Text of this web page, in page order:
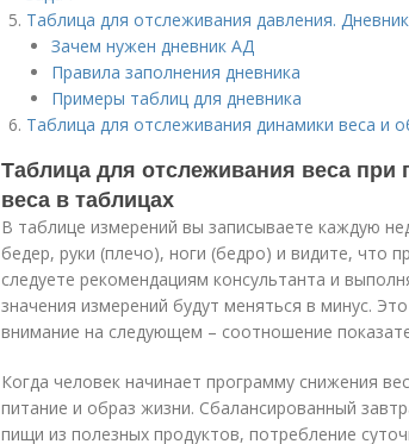
Таблица для отслеживания давления.
Зачем нужен дневник АД
Правила заполнения дневника
Примеры таблиц для дневника
Таблица для отслеживания динамики веса и
Таблица для отслеживания веса
веса в таблицах
В таблице измерений вы записываете каждую
бедер, руки (плечо), ноги (бедро) и видите, что
следуете рекомендациям консультанта и
значения измерений будут меняться в минус.
внимание на следующем – соотношение
Когда человек начинает программу снижения
питание и образ жизни. Сбалансированный
пищи из полезных продуктов, потребление